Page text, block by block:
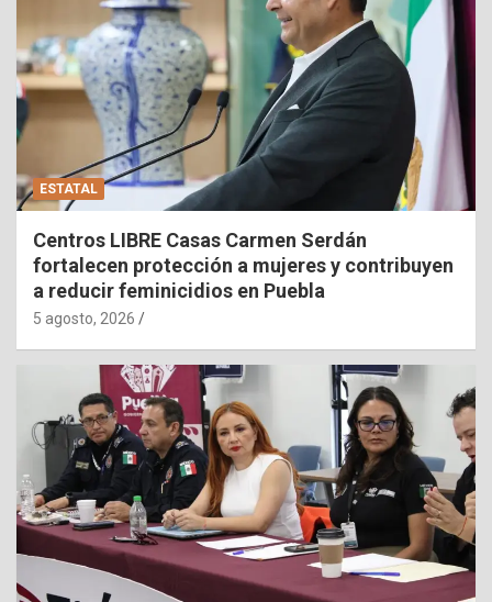
ESTATAL
Centros LIBRE Casas Carmen Serdán
fortalecen protección a mujeres y contribuyen
a reducir feminicidios en Puebla
5 agosto, 2026